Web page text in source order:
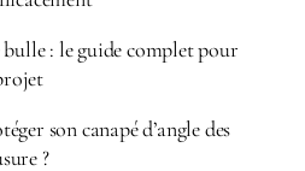
bulle : le guide complet pour
son canapé d’angle des
?